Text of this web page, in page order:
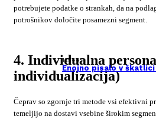
125447
Enojno pisalo v
potrebujete podatke o strankah, da na
potrošnikov določite posamezni segment.
4. Individualna
individualizacija)
Čeprav so zgornje tri metode vsi efektivni
temeljijo na dostavi vsebine širokim